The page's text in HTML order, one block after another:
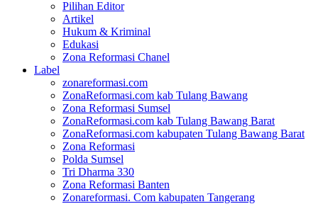
Pilihan Editor
Artikel
Hukum & Kriminal
Edukasi
Zona Reformasi Chanel
Label
zonareformasi.com
ZonaReformasi.com kab Tulang Bawang
Zona Reformasi Sumsel
ZonaReformasi.com kab Tulang Bawang Barat
ZonaReformasi.com kabupaten Tulang Bawang Barat
Zona Reformasi
Polda Sumsel
Tri Dharma 330
Zona Reformasi Banten
Zonareformasi. Com kabupaten Tangerang